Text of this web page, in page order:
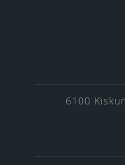
6100